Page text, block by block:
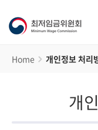
Home 개인정보 처리
개